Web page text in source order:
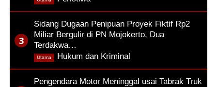
Sidang Dugaan Penipuan Proyek Fiktif Rp2
Miliar Bergulir di PN Mojokerto, Dua
Terdakwa…
Hukum dan Kriminal
Utama
Pengendara Motor Meninggal usai Tabrak Truk